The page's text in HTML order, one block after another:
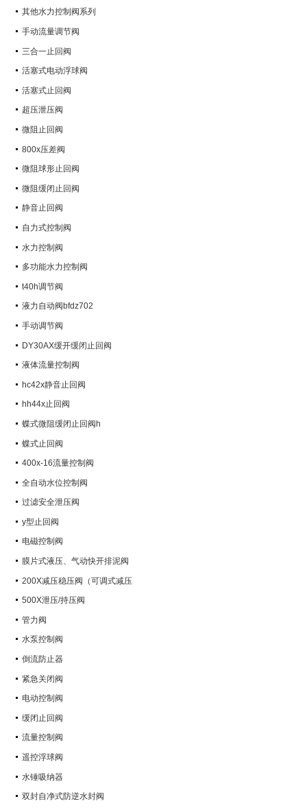
其他水力控制阀系列
手动流量调节阀
三合一止回阀
活塞式电动浮球阀
活塞式止回阀
超压泄压阀
微阻止回阀
800x压差阀
微阻球形止回阀
微阻缓闭止回阀
静音止回阀
自力式控制阀
水力控制阀
多功能水力控制阀
t40h调节阀
液力自动阀bfdz702
手动调节阀
DY30AX缓开缓闭止回阀
液体流量控制阀
hc42x静音止回阀
hh44x止回阀
蝶式微阻缓闭止回阀h
蝶式止回阀
400x-16流量控制阀
全自动水位控制阀
过滤安全泄压阀
y型止回阀
电磁控制阀
膜片式液压、气动快开排泥阀
200X减压稳压阀（可调式减压
阀）
500X泄压/持压阀
管力阀
水泵控制阀
倒流防止器
紧急关闭阀
电动控制阀
缓闭止回阀
流量控制阀
遥控浮球阀
水锤吸纳器
双封自净式防逆水封阀